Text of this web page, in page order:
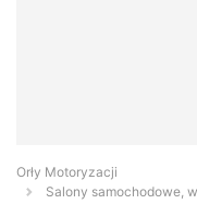
Orły Motoryzacji
Salony samochodowe,